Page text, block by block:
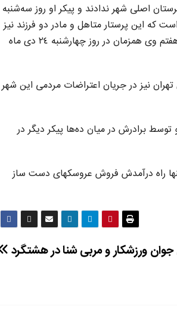
اصلی شهر ندادند و پیکر او روز سه‌شنبه
کە این پرستار متاهل و مادر دو فرزند نیز
بودە است. بر طبق اعلامیە فوت ثمین کە برای هەنگاو ارسال شدە است مراسم سوم و هفتم وی همزمان در روز چهارشنبە ٢٤ دی ماه
فردوسی زن جوان اهل تهران نیز در جریان اعتراضات مردمی این شهر
برادرش در میان ده‌ها پیکر دیگر در
راه درآمدش فروش عروسکهای دست ساز
ورزشکار و مربی شنا در هشتگرد